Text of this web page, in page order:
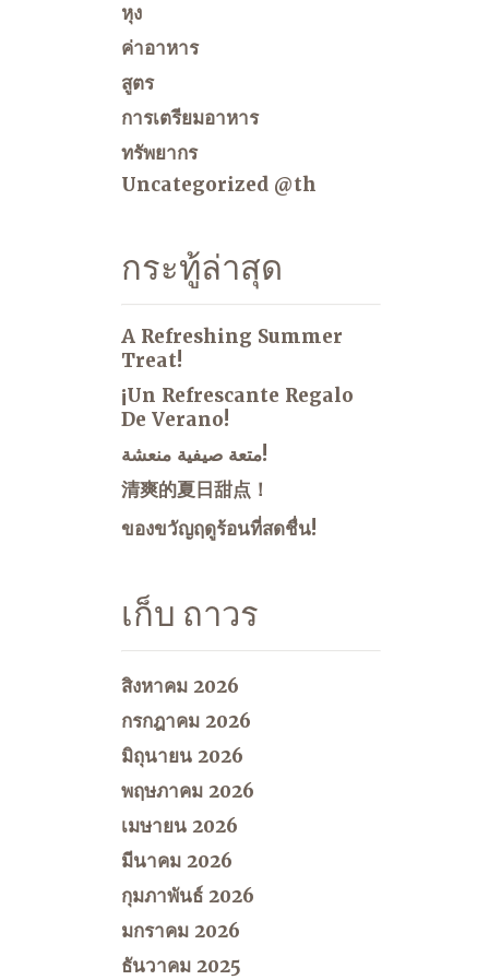
หุง
ค่าอาหาร
สูตร
การเตรียมอาหาร
ทรัพยากร
Uncategorized @th
กระทู้ล่าสุด
A Refreshing Summer
Treat!
¡Un Refrescante Regalo
De Verano!
متعة صيفية منعشة!
清爽的夏日甜点！
ของขวัญฤดูร้อนที่สดชื่น!
เก็บ ถาวร
สิงหาคม 2026
กรกฎาคม 2026
มิถุนายน 2026
พฤษภาคม 2026
เมษายน 2026
มีนาคม 2026
กุมภาพันธ์ 2026
มกราคม 2026
ธันวาคม 2025